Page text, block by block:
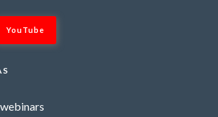
YouTube